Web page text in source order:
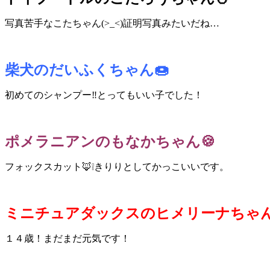
写真苦手なこたちゃん(>_<)証明写真みたいだね…
柴犬のだいふくちゃん🍩
初めてのシャンプー‼とってもいい子でした！
ポメラニアンのもなかちゃん🍪
フォックスカット🦊❕きりりとしてかっこいいです。
ミニチュアダックスのヒメリーナちゃ
１４歳！まだまだ元気です！